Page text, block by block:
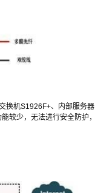
换机S1926F+、内部服务器
较少，无法进行安全防护，